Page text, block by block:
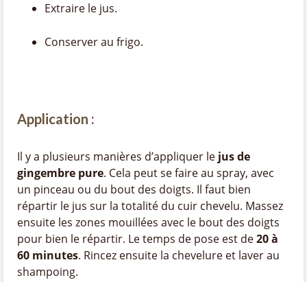
Extraire le jus.
Conserver au frigo.
Application :
Il y a plusieurs manières d’appliquer le jus de
gingembre pure. Cela peut se faire au spray, avec
un pinceau ou du bout des doigts. Il faut bien
répartir le jus sur la totalité du cuir chevelu. Massez
ensuite les zones mouillées avec le bout des doigts
pour bien le répartir. Le temps de pose est de20 à
60 minutes. Rincez ensuite la chevelure et laver au
shampoing.